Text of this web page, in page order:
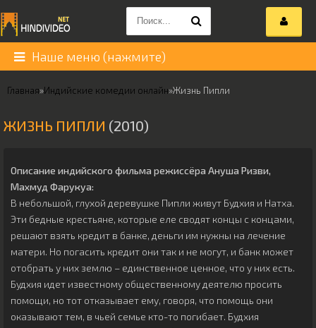
Наше меню (нажмите)
Главная»Индийские комедии онлайн»Жизнь Пипли
ЖИЗНЬ ПИПЛИ (2010)
Описание индийского фильма режиссёра Ануша Ризви,
Махмуд Фарукуа:
В небольшой, глухой деревушке Пипли живут Будхия и Натха.
Эти бедные крестьяне, которые еле сводят концы с концами,
решают взять кредит в банке, деньги им нужны на лечение
матери. Но погасить кредит они так и не могут, и банк может
отобрать у них землю – единственное ценное, что у них есть.
Будхия идет известному общественному деятелю просить
помощи, но тот отказывает ему, говоря, что помощь они
оказывают тем, в чьей семье кто-то погибает. Будхия